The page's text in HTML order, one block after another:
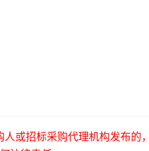
或招标采购代理机构发布的